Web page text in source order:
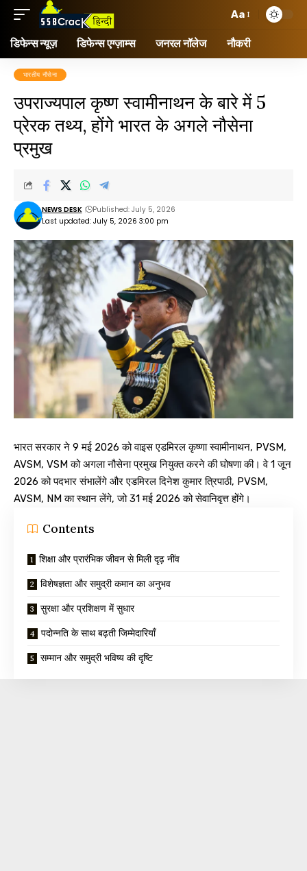
Aa
डिफेन्स न्यूज़ डिफेन्स एग्ज़ाम्स जनरल नॉलेज नौकरी
भारतीय नौसेना
उपराज्यपाल कृष्ण स्वामीनाथन के बारे में 5
प्रेरक तथ्य, होंगे भारत के अगले नौसेना
प्रमुख
Last updated: July 5, 2026 3:00 pm
NEWS DESK Published: July 5, 2026
भारत सरकार ने 9 मई 2026 को वाइस एडमिरल कृष्णा स्वामीनाथन, PVSM,
AVSM, VSM को अगला नौसेना प्रमुख नियुक्त करने की घोषणा की। वे 1 जून
2026 को पदभार संभालेंगे और एडमिरल दिनेश कुमार त्रिपाठी, PVSM,
AVSM, NM का स्थान लेंगे, जो 31 मई 2026 को सेवानिवृत्त होंगे।
Contents
शिक्षा और प्रारंभिक जीवन से मिली दृढ़ नींव
विशेषज्ञता और समुद्री कमान का अनुभव
सुरक्षा और प्रशिक्षण में सुधार
पदोन्नति के साथ बढ़ती जिम्मेदारियाँ
सम्मान और समुद्री भविष्य की दृष्टि